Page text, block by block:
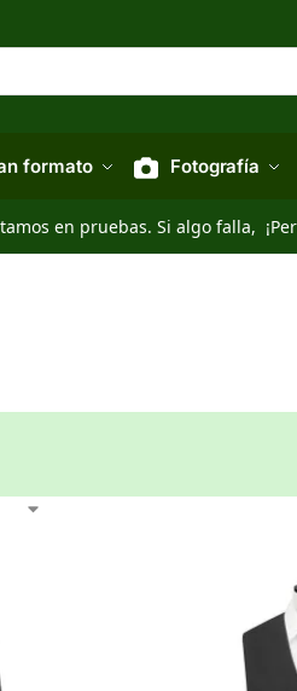
formato Fotografía
en pruebas. Si algo falla,